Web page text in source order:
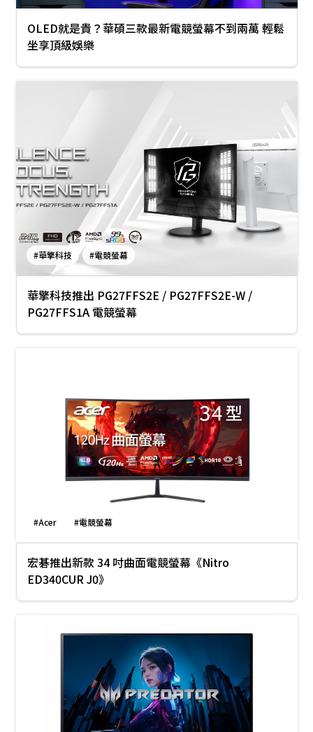
OLED就是貴？華碩三款最新電競螢幕不到兩萬 輕鬆
坐享頂級娛樂
#華擎科技 #電競螢幕
華擎科技推出 PG27FFS2E / PG27FFS2E-W /
PG27FFS1A 電競螢幕
#Acer #電競螢幕
宏碁推出新款 34 吋曲面電競螢幕《Nitro
ED340CUR J0》